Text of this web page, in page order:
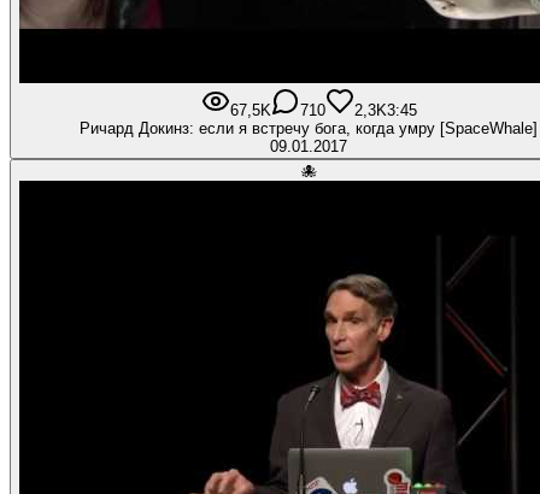
67,5K 710 2,3K3:45
Ричард Докинз: если я встречу бога, когда умру [SpaceWhale]
09.01.2017
🐙